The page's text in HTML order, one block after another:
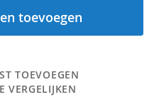
toevoegen
TOEVOEGEN
VERGELIJKEN